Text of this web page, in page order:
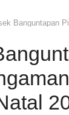
Banguntapan